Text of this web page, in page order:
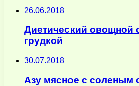
26.06.2018
Диетический овощной
грудкой
30.07.2018
Азу мясное с соленым